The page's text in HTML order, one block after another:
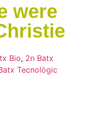
were
Bio, 2n Batx
Tecnològic